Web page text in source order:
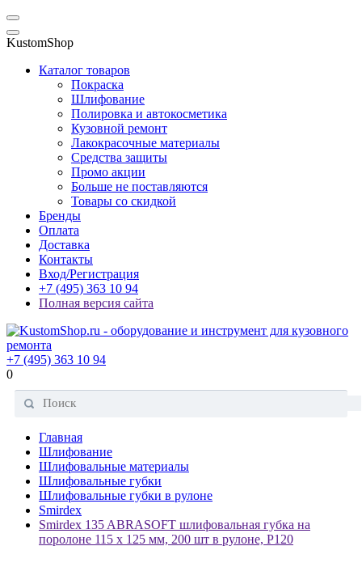
KustomShop
Каталог товаров
Покраска
Шлифование
Полировка и автокосметика
Кузовной ремонт
Лакокрасочные материалы
Средства защиты
Промо акции
Больше не поставляются
Товары со скидкой
Бренды
Оплата
Доставка
Контакты
Вход/Регистрация
+7 (495) 363 10 94
Полная версия сайта
+7 (495) 363 10 94
0
Главная
Шлифование
Шлифовальные материалы
Шлифовальные губки
Шлифовальные губки в рулоне
Smirdex
Smirdex 135 ABRASOFT шлифовальная губка на
поролоне 115 х 125 мм, 200 шт в рулоне, P120